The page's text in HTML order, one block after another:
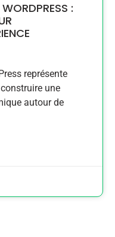
:
représente
une
autour de